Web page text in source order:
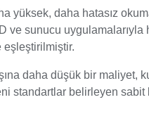
yüksek, daha hatasız
sunucu uygulamalarıyla
eşleştirilmiştir.
daha düşük bir
standartlar belirleyen